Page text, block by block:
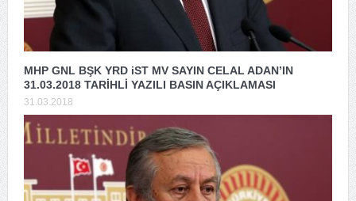
MHP GNL BŞK YRD iST MV SAYIN CELAL ADAN’IN
31.03.2018 TARİHLİ YAZILI BASIN AÇIKLAMASI
31.03.2018